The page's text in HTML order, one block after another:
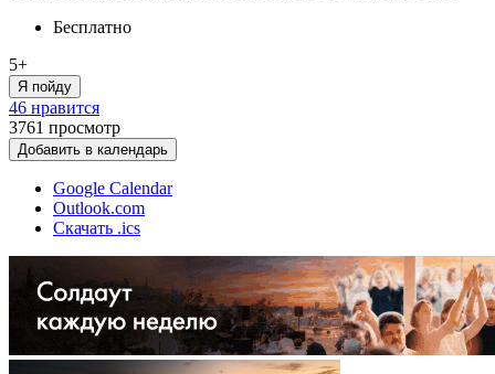
Бесплатно
5+
Я пойду
46 нравится
3761 просмотр
Добавить в календарь
Google Calendar
Outlook.com
Скачать .ics